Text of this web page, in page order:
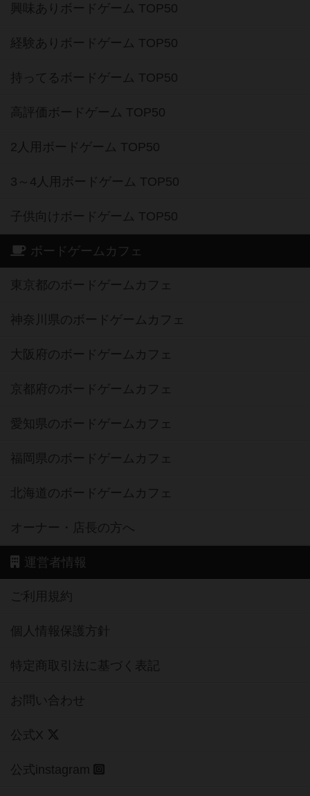
興味ありボードゲーム TOP50
経験ありボードゲーム TOP50
持ってるボードゲーム TOP50
高評価ボードゲーム TOP50
2人用ボードゲーム TOP50
3～4人用ボードゲーム TOP50
子供向けボードゲーム TOP50
ボードゲームカフェ
東京都のボードゲームカフェ
神奈川県のボードゲームカフェ
大阪府のボードゲームカフェ
京都府のボードゲームカフェ
愛知県のボードゲームカフェ
福岡県のボードゲームカフェ
北海道のボードゲームカフェ
オーナー・店長の方へ
運営者情報
ご利用規約
個人情報保護方針
特定商取引法に基づく表記
お問い合わせ
公式X
公式instagram